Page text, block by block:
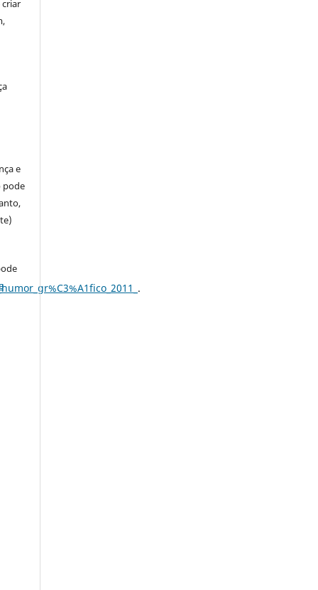
.
e
pode